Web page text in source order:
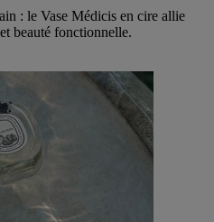
: le Vase Médicis en cire allie
beauté fonctionnelle.